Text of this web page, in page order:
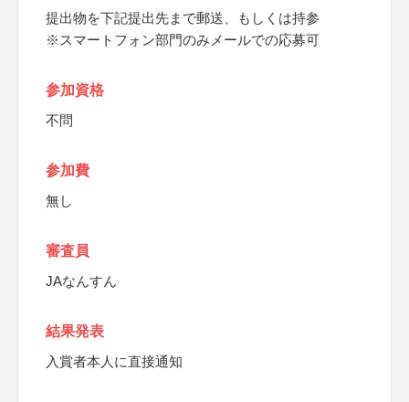
提出物を下記提出先まで郵送、もしくは持参
※スマートフォン部門のみメールでの応募可
参加資格
不問
参加費
無し
審査員
JAなんすん
結果発表
入賞者本人に直接通知